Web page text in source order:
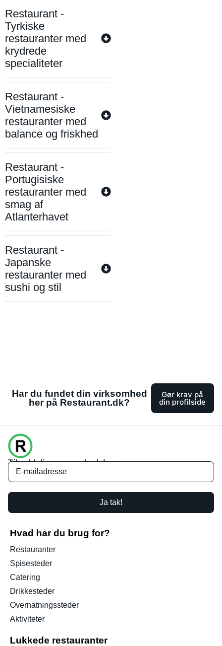
Restaurant -
Tyrkiske
restauranter med
krydrede
specialiteter
Restaurant -
Vietnamesiske
restauranter med
balance og friskhed
Restaurant -
Portugisiske
restauranter med
smag af
Atlanterhavet
Restaurant -
Japanske
restauranter med
sushi og stil
Har du fundet din virksomhed
her på Restaurant.dk?
Gør krav på
din profilside
Tilmeld dig vores nyhedsbrev
Ja tak!
Hvad har du brug for?
Restauranter
Spisesteder
Catering
Drikkesteder
Overnatningssteder
Aktiviteter
Lukkede restauranter